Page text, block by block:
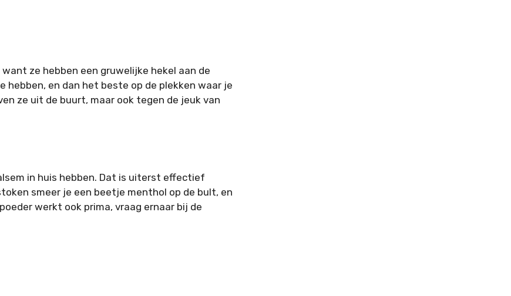
ze hebben een gruwelijke hekel aan de
hebben, en dan het beste op de plekken waar je
ze uit de buurt, maar ook tegen de jeuk van
in huis hebben. Dat is uiterst effectief
smeer je een beetje menthol op de bult, en
werkt ook prima, vraag ernaar bij de